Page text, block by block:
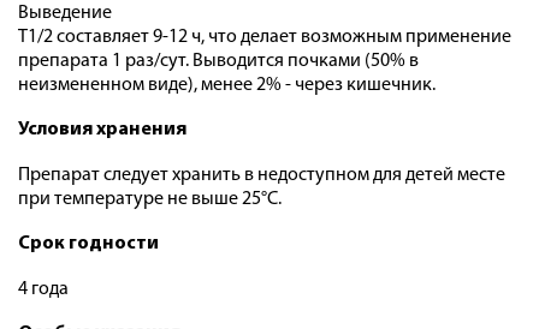
Выведение
T1/2 составляет 9-12 ч, что делает возможным применение
препарата 1 раз/сут. Выводится почками (50% в
неизмененном виде), менее 2% - через кишечник.
Условия хранения
Препарат следует хранить в недоступном для детей месте
при температуре не выше 25°С.
Срок годности
4 года